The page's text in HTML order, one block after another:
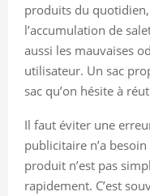
produits du
l’accumulation de
aussi les mauvaises
utilisateur. Un sac
sac qu’on hésite à
Il faut éviter une
publicitaire n’a
produit n’est pas
rapidement. C’est